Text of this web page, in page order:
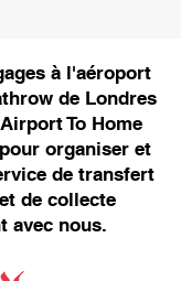
à l'aéroport
de Londres
To Home
organiser et
de transfert
de collecte
avec nous.